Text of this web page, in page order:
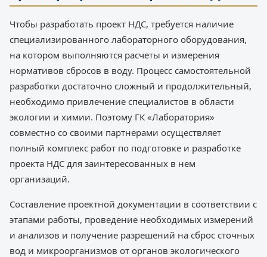
Чтобы разработать проект НДС, требуется наличие
специализированного лабораторного оборудования,
на котором выполняются расчеты и измерения
нормативов сбросов в воду. Процесс самостоятельной
разработки достаточно сложный и продолжительный,
необходимо привлечение специалистов в области
экологии и химии. Поэтому ГК «Лаборатория»
совместно со своими партнерами осуществляет
полный комплекс работ по подготовке и разработке
проекта НДС для заинтересованных в нем
организаций.
Составление проектной документации в соответствии с
этапами работы, проведение необходимых измерений
и анализов и получение разрешений на сброс сточных
вод и микроорганизмов от органов экологического